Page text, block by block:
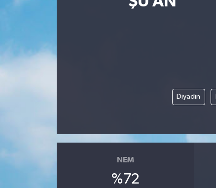
Diyadin
NEM
%72
İLÇELER
MAGAZİN